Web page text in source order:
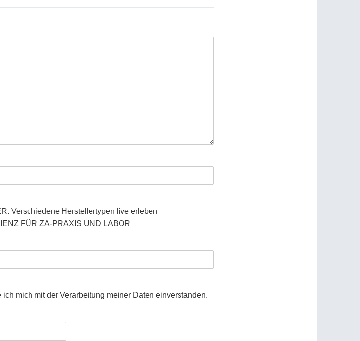
Verschiedene Herstellertypen live erleben
FÜR ZA-PRAXIS UND LABOR
mich mit der Verarbeitung meiner Daten einverstanden.